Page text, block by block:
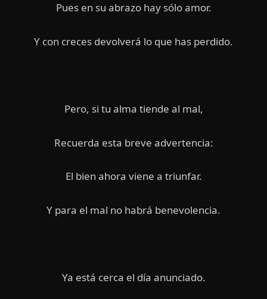
Pues en su abrazo hay sólo amor.
Y con creces devolverá lo que has perdido.
Pero, si tu alma tiende al mal,
Recuerda esta breve advertencia:
El bien ahora viene a triunfar.
Y para el mal no habrá benevolencia.
Ya está cerca el día anunciado.